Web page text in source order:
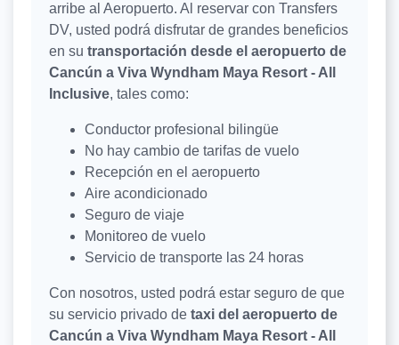
arribe al Aeropuerto. Al reservar con Transfers
DV, usted podrá disfrutar de grandes beneficios
en su transportación desde el aeropuerto de
Cancún a Viva Wyndham Maya Resort - All
Inclusive, tales como:
Conductor profesional bilingüe
No hay cambio de tarifas de vuelo
Recepción en el aeropuerto
Aire acondicionado
Seguro de viaje
Monitoreo de vuelo
Servicio de transporte las 24 horas
Con nosotros, usted podrá estar seguro de que
su servicio privado de taxi del aeropuerto de
Cancún a Viva Wyndham Maya Resort - All